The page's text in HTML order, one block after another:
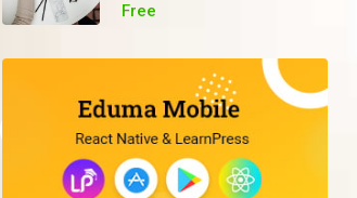
Free